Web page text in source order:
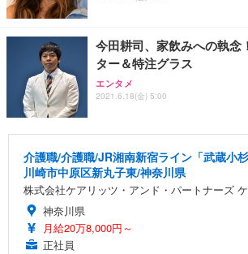
今田耕司、家飲みへの執念
ター＆特注グラス
エンタメ
2021.6.18(金) 5:00
介護職/介護職/JR湘南新宿ライン「武蔵小
川崎市中原区新丸子東/神奈川県
株式会社ケアリッツ・アンド・パートナーズ
神奈川県
月給20万8,000円～
正社員